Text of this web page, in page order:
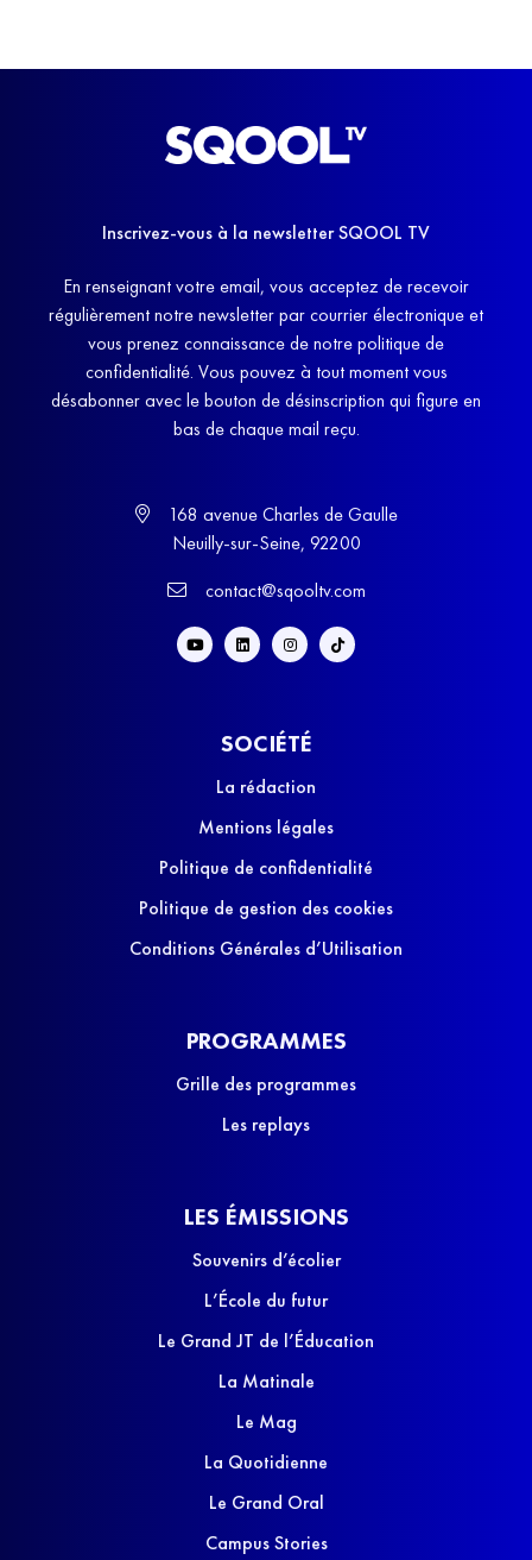
Inscrivez-vous à la newsletter SQOOL TV
En renseignant votre email, vous acceptez de recevoir
régulièrement notre newsletter par courrier électronique et
vous prenez connaissance de notre politique de
confidentialité. Vous pouvez à tout moment vous
désabonner avec le bouton de désinscription qui figure en
bas de chaque mail reçu.
168 avenue Charles de Gaulle
Neuilly-sur-Seine, 92200
contact@sqooltv.com
SOCIÉTÉ
La rédaction
Mentions légales
Politique de confidentialité
Politique de gestion des cookies
Conditions Générales d’Utilisation
PROGRAMMES
Grille des programmes
Les replays
LES ÉMISSIONS
Souvenirs d’écolier
L’École du futur
Le Grand JT de l’Éducation
La Matinale
Le Mag
La Quotidienne
Le Grand Oral
Campus Stories